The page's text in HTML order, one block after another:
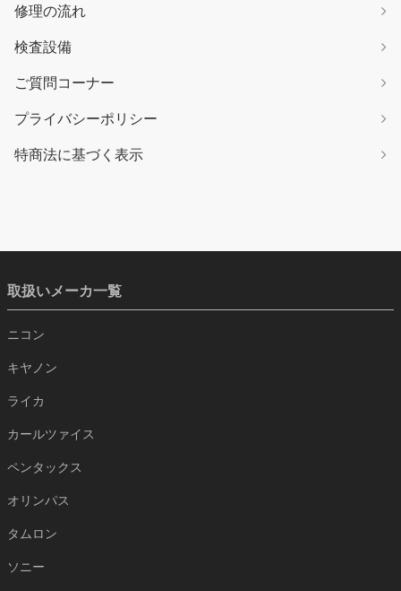
修理の流れ
検査設備
ご質問コーナー
プライバシーポリシー
特商法に基づく表示
取扱いメーカ一覧
ニコン
キヤノン
ライカ
カールツァイス
ペンタックス
オリンパス
タムロン
ソニー